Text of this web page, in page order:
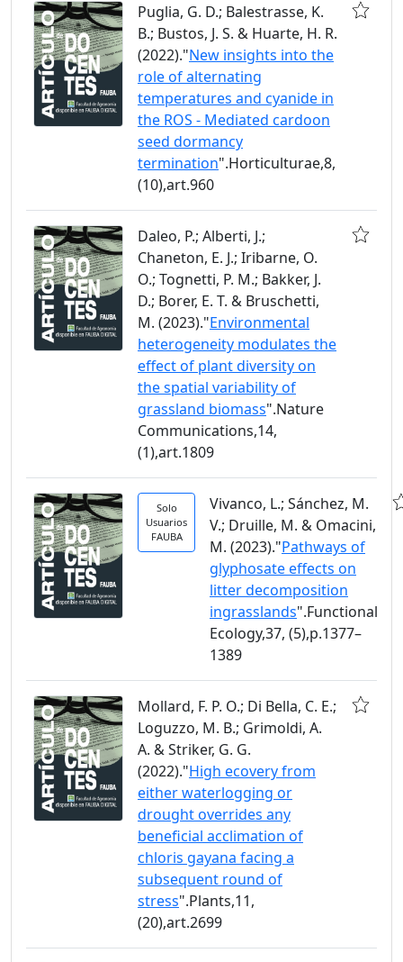
Puglia, G. D.; Balestrasse, K.
B.; Bustos, J. S. & Huarte, H. R.
(2022)."New insights into the
role of alternating
temperatures and cyanide in
the ROS - Mediated cardoon
seed dormancy
termination".Horticulturae,8,
(10),art.960
Daleo, P.; Alberti, J.;
Chaneton, E. J.; Iribarne, O.
O.; Tognetti, P. M.; Bakker, J.
D.; Borer, E. T. & Bruschetti,
M. (2023)."Environmental
heterogeneity modulates the
effect of plant diversity on
the spatial variability of
grassland biomass".Nature
Communications,14,
(1),art.1809
Solo
Usuarios
FAUBA
Vivanco, L.; Sánchez, M.
V.; Druille, M. & Omacini,
M. (2023)."Pathways of
glyphosate effects on
litter decomposition
ingrasslands".Functional
Ecology,37, (5),p.1377–
1389
Mollard, F. P. O.; Di Bella, C. E.;
Loguzzo, M. B.; Grimoldi, A.
A. & Striker, G. G.
(2022)."High ecovery from
either waterlogging or
drought overrides any
beneficial acclimation of
chloris gayana facing a
subsequent round of
stress".Plants,11,
(20),art.2699